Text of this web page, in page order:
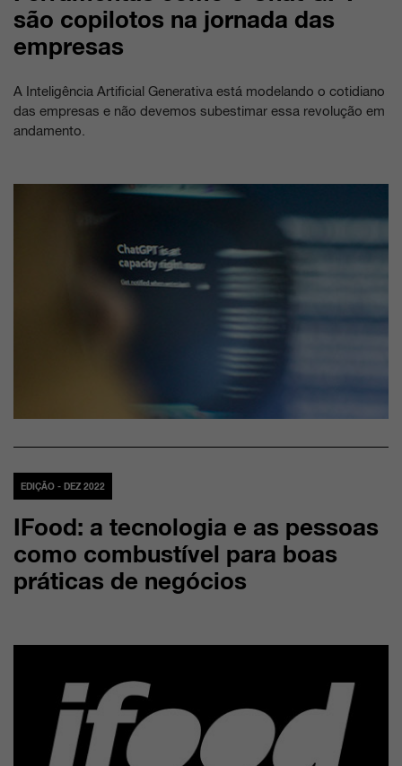
são copilotos na jornada das
empresas
A Inteligência Artificial Generativa está modelando o cotidiano
das empresas e não devemos subestimar essa revolução em
andamento.
EDIÇÃO - DEZ 2022
IFood: a tecnologia e as pessoas
como combustível para boas
práticas de negócios